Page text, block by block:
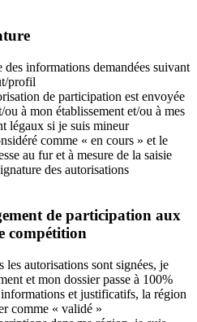
des informations demandées suivant
profil
de participation est envoyée
ou à mon établissement et/ou à mes
légaux si je suis mineur
comme « en cours » et le
au fur et à mesure de la saisie
des autorisations
de participation aux
compétition
les autorisations sont signées, je
et mon dossier passe à 100%
et justificatifs, la région
comme « validé »